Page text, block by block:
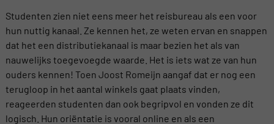
Studenten zien niet eens meer het reisbureau als een voor
hun nuttig kanaal. Ze kennen het, ze weten ervan en snappen
dat het een distributiekanaal is maar bezien het als van
nauwelijks toegevoegde waarde. Het is iets wat ze van hun
ouders kennen! Toen Joost Romeijn aangaf dat er nog een
terugloop in het aantal winkels gaat plaats vinden,
reageerden studenten dan ook begripvol en vonden ze dit
logisch. Hun oriëntatie is vooral online en als een